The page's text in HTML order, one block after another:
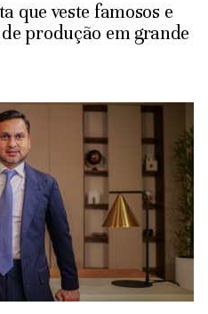
que veste famosos e
produção em grande